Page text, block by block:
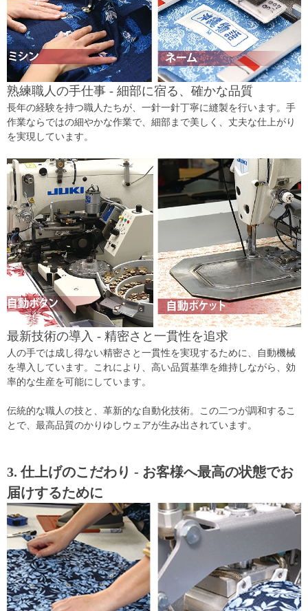
熟練職人の手仕事 - 細部に宿る、確かな品質
長年の経験を持つ職人たちが、一針一針丁寧に縫製を行います。手
作業ならではの細やかな作業で、細部まで美しく、丈夫な仕上がり
を実現しています。
最新技術の導入 - 精密さと一貫性を追求
人の手では成し得ない精密さと一貫性を実現するために、自動機械
を導入しています。これにより、高い品質基準を維持しながら、効
率的な生産を可能にしています。
伝統的な職人の技と、革新的な自動化技術。この二つが調和するこ
とで、最高品質のかりゆしウェアが生み出されています。
3. 仕上げのこだわり - お客様へ最高の状態でお
届けするために